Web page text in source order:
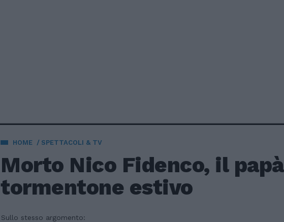
HOME SPETTACOLI & TV
Morto Nico Fidenco, il
tormentone estivo
Sullo stesso argomento: